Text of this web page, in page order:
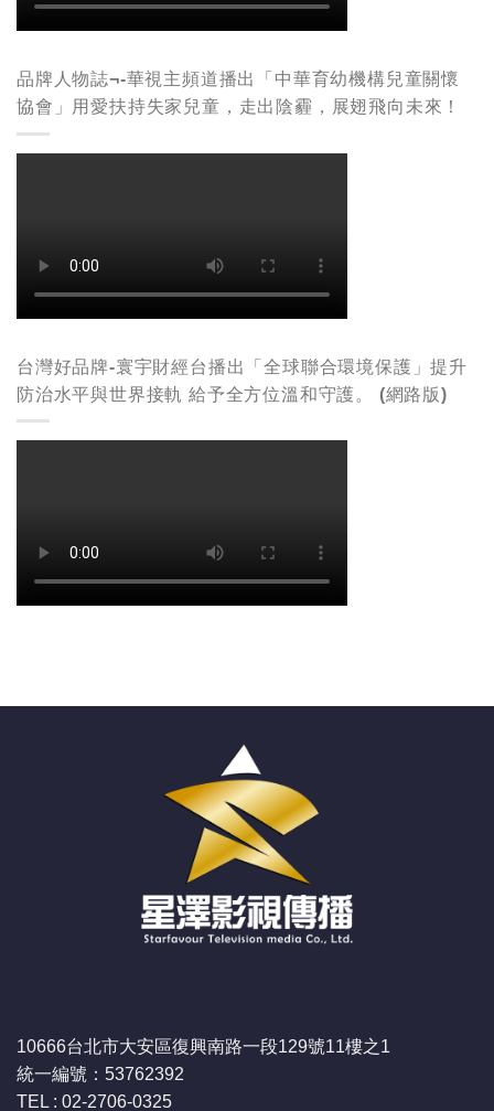
品牌人物誌¬-華視主頻道播出「中華育幼機構兒童關懷
協會」用愛扶持失家兒童，走出陰霾，展翅飛向未來！
台灣好品牌-寰宇財經台播出「全球聯合環境保護」提升
防治水平與世界接軌 給予全方位溫和守護。 (網路版)
10666台北市大安區復興南路一段129號11樓之1
統一編號：53762392
TEL : 02-2706-0325